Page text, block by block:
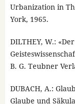
Urbanization in
York, 1965.
DILTHEY, W.:
B. G. Teubner
DUBACH, A.:
Glaube und